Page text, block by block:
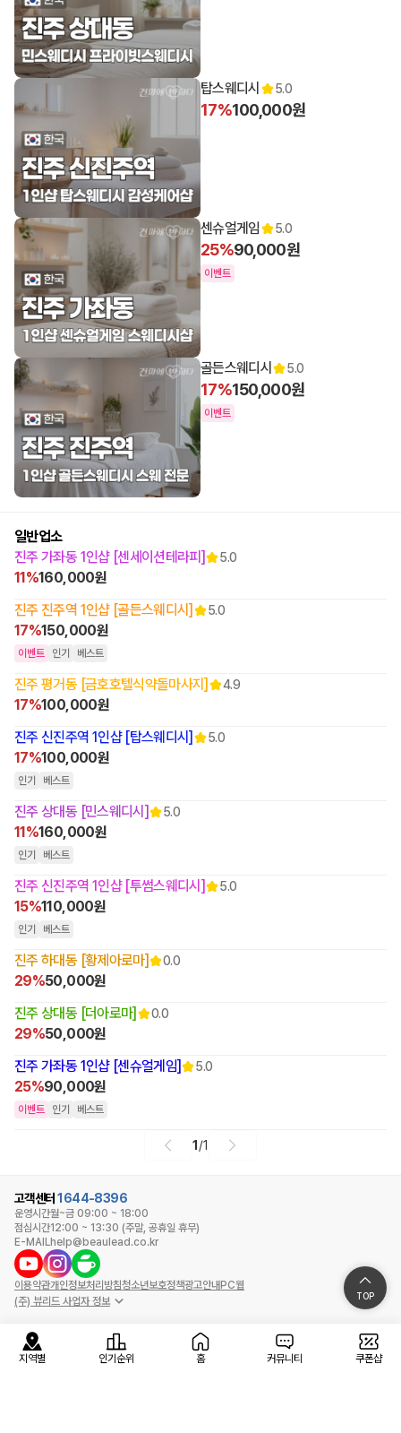
11:00 오픈
11:00 오픈
탑스웨디시 5.0
17%100,000원
11:00 오픈
센슈얼게임 5.0
25%90,000원
이벤트
골든스웨디시 5.0
17%150,000원
이벤트
일반업소
진주 가좌동 1인샵 [센세이션테라피]
5.0
11%160,000원
진주 진주역 1인샵 [골든스웨디시]
5.0
17%150,000원
이벤트 인기 베스트
진주 평거동 [금호호텔식약돌마사지] 4.9
17%100,000원
진주 신진주역 1인샵 [탑스웨디시]
5.0
17%100,000원
인기 베스트
진주 상대동 [민스웨디시] 5.0
11%160,000원
인기 베스트
진주 신진주역 1인샵 [투썸스웨디시] 5.0
15%110,000원
인기 베스트
진주 하대동 [황제아로마] 0.0
29%50,000원
진주 상대동 [더아로마]
0.0
29%50,000원
진주 가좌동 1인샵 [센슈얼게임]
5.0
25%90,000원
이벤트 인기 베스트
1 /1
고객센터 1644-8396
운영시간월~금 09:00 ~ 18:00
점심시간12:00 ~ 13:30 (주말, 공휴일 휴무)
E-MAILhelp@beaulead.co.kr
이용약관개인정보처리방침청소년보호정책광고안내PC웹
(주) 뷰리드 사업자 정보
지역별 인기순위 홈 커뮤니티 쿠폰샵
TOP